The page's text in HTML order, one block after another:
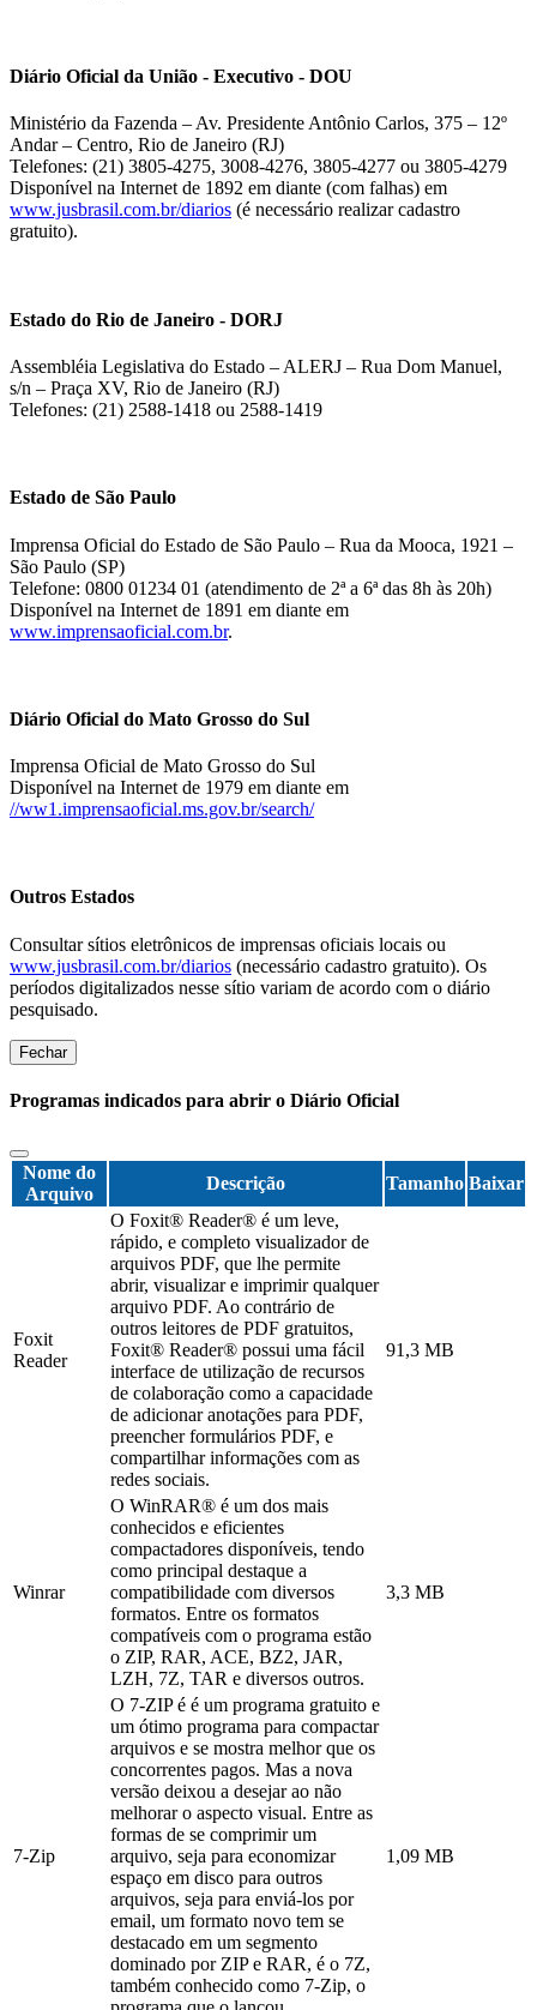
Diário Oficial da União - Executivo - DOU
Ministério da Fazenda – Av. Presidente Antônio Carlos, 375 – 12º
Andar – Centro, Rio de Janeiro (RJ)
Telefones: (21) 3805-4275, 3008-4276, 3805-4277 ou 3805-4279
Disponível na Internet de 1892 em diante (com falhas) em
www.jusbrasil.com.br/diarios (é necessário realizar cadastro
gratuito).
Estado do Rio de Janeiro - DORJ
Assembléia Legislativa do Estado – ALERJ – Rua Dom Manuel,
s/n – Praça XV, Rio de Janeiro (RJ)
Telefones: (21) 2588-1418 ou 2588-1419
Estado de São Paulo
Imprensa Oficial do Estado de São Paulo – Rua da Mooca, 1921 –
São Paulo (SP)
Telefone: 0800 01234 01 (atendimento de 2ª a 6ª das 8h às 20h)
Disponível na Internet de 1891 em diante em
www.imprensaoficial.com.br.
Diário Oficial do Mato Grosso do Sul
Imprensa Oficial de Mato Grosso do Sul
Disponível na Internet de 1979 em diante em
//ww1.imprensaoficial.ms.gov.br/search/
Outros Estados
Consultar sítios eletrônicos de imprensas oficiais locais ou
www.jusbrasil.com.br/diarios (necessário cadastro gratuito). Os
períodos digitalizados nesse sítio variam de acordo com o diário
pesquisado.
Fechar
Programas indicados para abrir o Diário Oficial
Nome do
Arquivo
Descrição Tamanho Baixar
Foxit
Reader
O Foxit® Reader® é um leve,
rápido, e completo visualizador de
arquivos PDF, que lhe permite
abrir, visualizar e imprimir qualquer
arquivo PDF. Ao contrário de
outros leitores de PDF gratuitos,
Foxit® Reader® possui uma fácil
interface de utilização de recursos
de colaboração como a capacidade
de adicionar anotações para PDF,
preencher formulários PDF, e
compartilhar informações com as
redes sociais.
91,3 MB
Winrar
O WinRAR® é um dos mais
conhecidos e eficientes
compactadores disponíveis, tendo
como principal destaque a
compatibilidade com diversos
formatos. Entre os formatos
compatíveis com o programa estão
o ZIP, RAR, ACE, BZ2, JAR,
LZH, 7Z, TAR e diversos outros.
3,3 MB
7-Zip
O 7-ZIP é é um programa gratuito e
um ótimo programa para compactar
arquivos e se mostra melhor que os
concorrentes pagos. Mas a nova
versão deixou a desejar ao não
melhorar o aspecto visual. Entre as
formas de se comprimir um
arquivo, seja para economizar
espaço em disco para outros
arquivos, seja para enviá-los por
email, um formato novo tem se
destacado em um segmento
dominado por ZIP e RAR, é o 7Z,
também conhecido como 7-Zip, o
1,09 MB